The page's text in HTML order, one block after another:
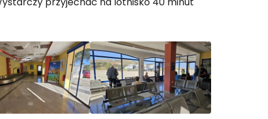
z Facebookiem
z e-mailem